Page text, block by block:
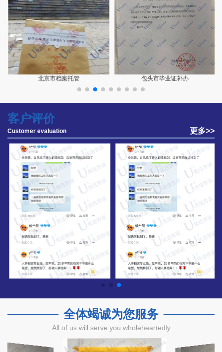
北京市档案托管 包头市毕业证补办
客户评价
Customer evaluation 更多>>
全体竭诚为您服务
All of us will serve you wholeheartedly
订单号为:181****1860的陈先生：
老师的服务态度特别好！办的也很快，值得好评！有谁跟我一样
报到证丢失了，需要补办的可以找他们
对我们家在湖北，工作在北上广深的异地人来讲，优选智嘉公司
出现的太及时了，档案，报到证，深户都是找优选智嘉的老师帮
忙处理的，真的非常感谢优选智嘉的老师，及时处理异地事务，
免得我们来回跑。
订单号为:139****6890郭先生：
优选智嘉的老师真的是太给力了，办事速度一流，遗失多年的学
籍档案已经补好了，谢谢！
订单号为:136****4013王先生：
优选智嘉办事员办事效率真高，后期有朋友要查档，补办报到证
会推荐给你们的。
订单号为:136****0962杨女士：
优选智嘉的老师态度特别好，办的也很快，值得好评，有谁报到
证丢了需要补办的可以找他们！
订单号为:159****5320李女士：
神一般的存在，毕业都快10年了，烦了我许久的报到证遗失补